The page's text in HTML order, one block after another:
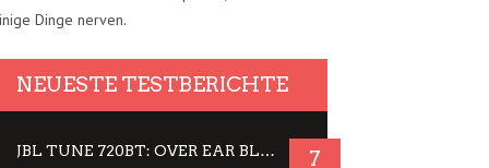
Dinge nerven.
NEUESTE TESTBERICHTE
JBL TUNE 720BT: OVER EAR BLUETOOTH KOPFHÖRER UM DIE 50,-€ IM DAUER-TEST 7